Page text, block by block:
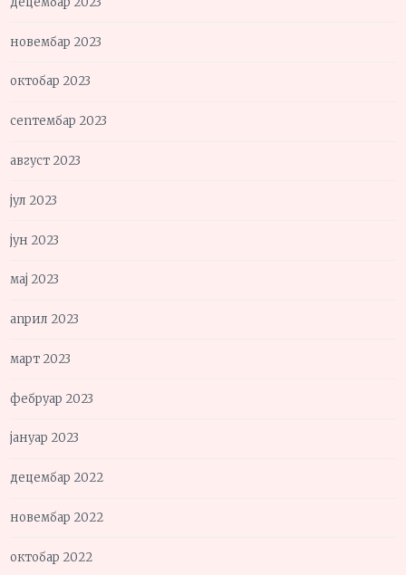
новембар 2023
октобар 2023
септембар 2023
август 2023
јул 2023
јун 2023
мај 2023
април 2023
март 2023
фебруар 2023
јануар 2023
децембар 2022
новембар 2022
октобар 2022